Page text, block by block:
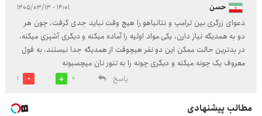
حسن ۱۴:۰۱ - ۱۴۰۵/۰۳/۱۳
دعوای زرگری بین ترامپ و نتانیاهو را هیچ وقت نباید جدی گرفت، چون هر
دو به همدیگه نیاز دارن، یکی مواد اولیه را آماده میکنه و دیگری آشپزی میکنه،
در بدترین حالت ممکن این دو نفر هیچوقت از همدیگه جدا نیستند، به قول
معروف یک چونه میکنه و دیگری چونه را به تنور نان میچسبونه
پاسخ
0
1
مطالب پیشنهادی